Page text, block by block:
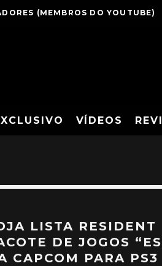
(MEMBROS DO YOUTUBE)
VÍDEOS
LISTA RESIDENT
DE JOGOS
CAPCOM PARA